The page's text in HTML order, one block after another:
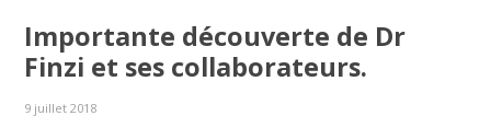
Importante découverte de Dr
Finzi et ses collaborateurs.
9 juillet 2018